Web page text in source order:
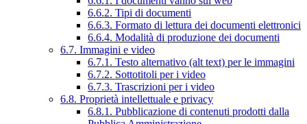
6.6.2. Tipi di documenti
6.6.3. Formato di lettura dei documenti elettronici
6.6.4. Modalità di produzione dei documenti
6.7. Immagini e video
6.7.1. Testo alternativo (alt text) per le immagini
6.7.2. Sottotitoli per i video
6.7.3. Trascrizioni per i video
6.8. Proprietà intellettuale e privacy
6.8.1. Pubblicazione di contenuti prodotti dalla